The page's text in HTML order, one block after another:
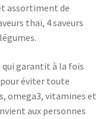
assortiment de
thaï, 4 saveurs
qui garantit à la fois
éviter toute
omega3, vitamines et
aux personnes